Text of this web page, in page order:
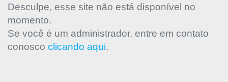
Desculpe, esse site não está disponível no
momento.
Se você é um administrador, entre em contato
conosco clicando aqui.